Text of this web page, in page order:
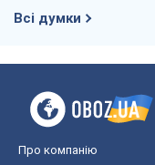
Всі думки
Про компанію